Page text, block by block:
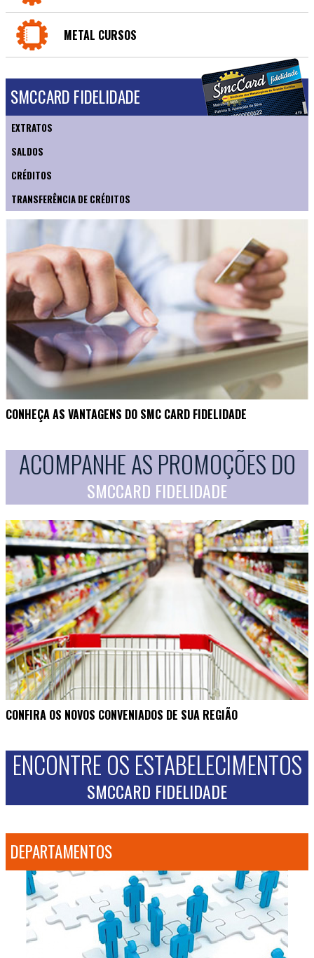
METAL CURSOS
SMCCARD FIDELIDADE
EXTRATOS
SALDOS
CRÉDITOS
TRANSFERÊNCIA DE CRÉDITOS
CONHEÇA AS VANTAGENS DO SMC CARD FIDELIDADE
ACOMPANHE AS PROMOÇÕES DO
SMCCARD FIDELIDADE
CONFIRA OS NOVOS CONVENIADOS DE SUA REGIÃO
ENCONTRE OS ESTABELECIMENTOS
SMCCARD FIDELIDADE
DEPARTAMENTOS